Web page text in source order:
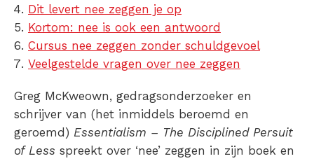
Dit levert nee zeggen je op
Kortom: nee is ook een antwoord
Cursus nee zeggen zonder schuldgevoel
Veelgestelde vragen over nee zeggen
Greg McKweown, gedragsonderzoeker en
schrijver van (het inmiddels beroemd en
geroemd) Essentialism – The Disciplined Persuit
of Less spreekt over ‘nee’ zeggen in zijn boek en